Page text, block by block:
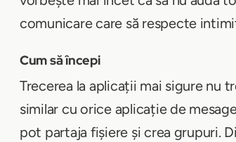
comunicare care să respecte
Cum să începi
Trecerea la aplicații mai sigure nu
similar cu orice aplicație de
pot partaja fișiere și crea grupuri.